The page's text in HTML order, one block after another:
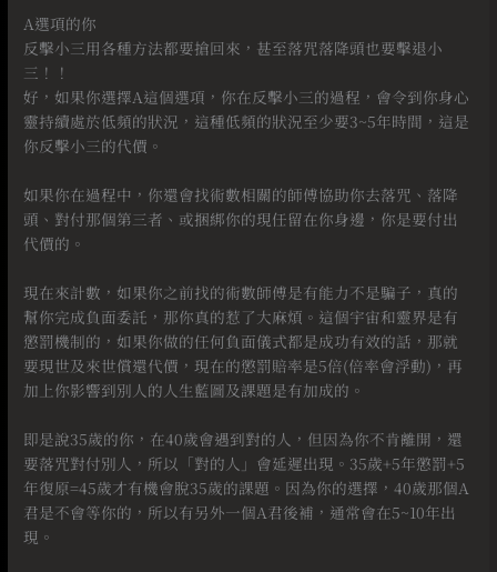
A選項的你
反擊小三用各種方法都要搶回來，甚至落咒落降頭也要擊退小
三！！
好，如果你選擇A這個選項，你在反擊小三的過程，會令到你身心
靈持續處於低頻的狀況，這種低頻的狀況至少要3~5年時間，這是
你反擊小三的代價。
如果你在過程中，你還會找術數相關的師傅協助你去落咒、落降
頭、對付那個第三者、或捆綁你的現任留在你身邊，你是要付出
代價的。
現在來計數，如果你之前找的術數師傅是有能力不是騙子，真的
幫你完成負面委託，那你真的惹了大麻煩。這個宇宙和靈界是有
懲罰機制的，如果你做的任何負面儀式都是成功有效的話，那就
要現世及來世償還代價，現在的懲罰賠率是5倍(倍率會浮動)，再
加上你影響到別人的人生藍圖及課題是有加成的。
即是說35歲的你，在40歲會遇到對的人，但因為你不肯離開，還
要落咒對付別人，所以「對的人」會延遲出現。35歲+5年懲罰+5
年復原=45歲才有機會脫35歲的課題。因為你的選擇，40歲那個A
君是不會等你的，所以有另外一個A君後補，通常會在5~10年出
現。